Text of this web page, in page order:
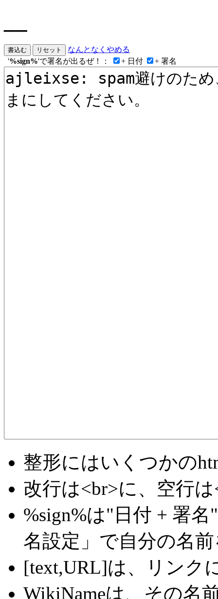
なんとなくやめる
'%sign%'で署名が出るぜ！： + 日付 + 署名
整形にはいくつかの
改行は<br>に、空行
%sign%は"日付 + 署
名設定」で自分の名
[text,URL]は、リンク
WikiNameは、その名